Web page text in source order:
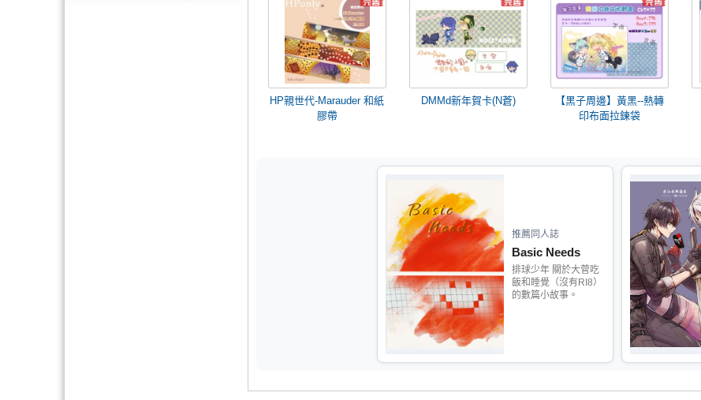
HP親世代-Marauder 和紙
膠帶
DMMd新年賀卡(N蒼)
【黑子周邊】黃黑--熱轉
印布面拉鍊袋
推薦同人誌
Basic Needs
排球少年 關於大菅吃
飯和睡覺（沒有RI8）
的數篇小故事。